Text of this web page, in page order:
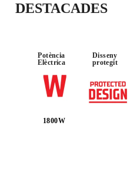
DESTACADES
Potència
Elèctrica
1800W
Disseny
protegit